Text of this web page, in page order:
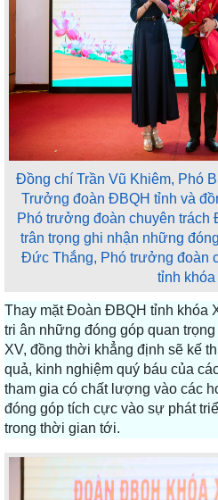
Đồng chí Trần Vũ Khiêm, Phó
Trưởng đoàn ĐBQH tỉnh và
Phó trưởng đoàn chuyên trách
trân trọng ghi nhận những
Đức Thắng, Phó trưởng đoàn
tỉnh
Thay mặt Đoàn ĐBQH tỉnh khóa
tri ân những đóng góp quan
XV, đồng thời khẳng định sẽ kế
quả, kinh nghiệm quý báu của
tham gia có chất lượng vào các
đóng góp tích cực vào sự phát
trong thời gian tới.